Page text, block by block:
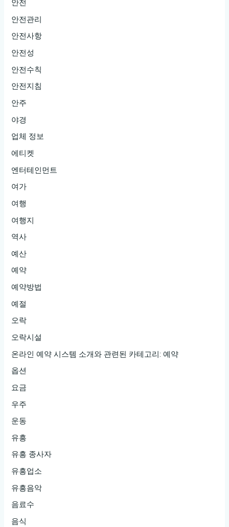
안전
안전관리
안전사항
안전성
안전수칙
안전지침
안주
야경
업체 정보
에티켓
엔터테인먼트
여가
여행
여행지
역사
예산
예약
예약방법
예절
오락
오락시설
온라인 예약 시스템 소개와 관련된 카테고리: 예약
옵션
요금
우주
운동
유흥
유흥 종사자
유흥업소
유흥음악
음료수
음식